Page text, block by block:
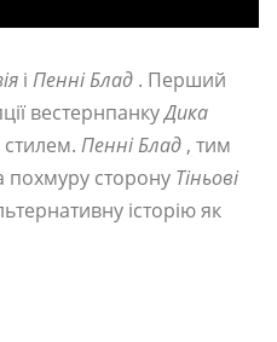
і Пенні Блад . Перший
вестернпанкуДика
стилем. Пенні Блад , тим
похмуру сторону Тіньові
історію як